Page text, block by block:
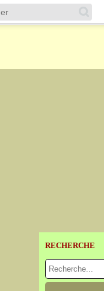
RECHERCHE